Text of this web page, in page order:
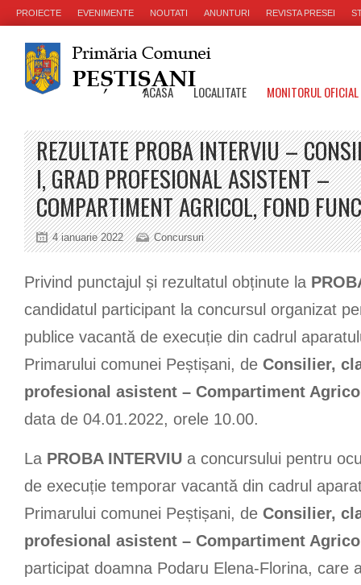
PROIECTE EVENIMENTE NOUTATI ANUNTURI REVISTA PRESEI
ACASA LOCALITATE MONITORUL
REZULTATE PROBA INTERVIU –
I, GRAD PROFESIONAL ASISTENT –
COMPARTIMENT AGRICOL, FOND
4 ianuarie 2022 Concursuri
Privind punctajul și rezultatul obținute la
candidatul participant la concursul organizat
publice vacantă de execuție din cadrul
Primarului comunei Peștișani, de Consilier,
profesional asistent – Compartiment
data de 04.01.2022, orele 10.00.
La PROBA INTERVIU a concursului pentru
de execuție temporar vacantă din cadrul
Primarului comunei Peștișani, de Consilier,
profesional asistent – Compartiment
participat doamna Podaru Elena-Florina, care